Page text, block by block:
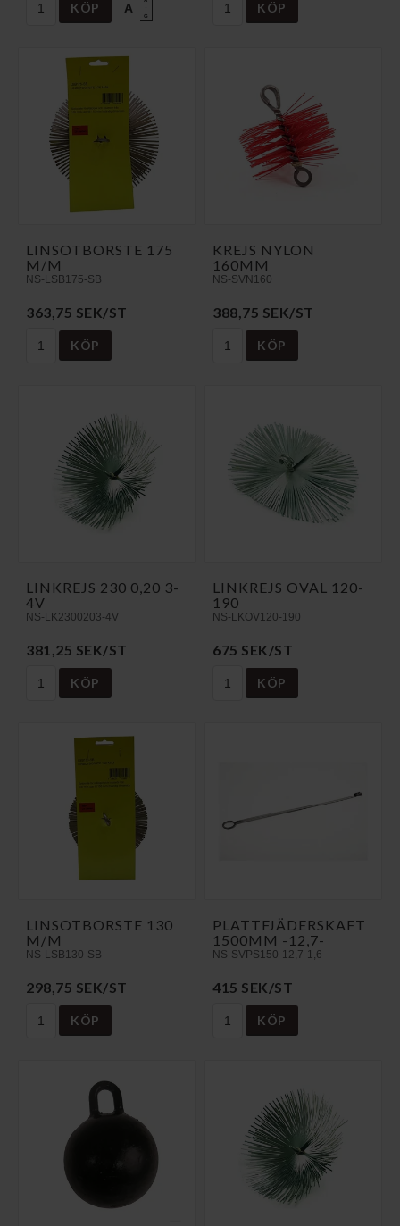
KÖP A
↑
G
KÖP
LINSOTBORSTE 175
M/M
NS-LSB175-SB
363,75 SEK/ST
KÖP
KREJS NYLON
160MM
NS-SVN160
388,75 SEK/ST
KÖP
LINKREJS 230 0,20 3-
4V
NS-LK2300203-4V
381,25 SEK/ST
KÖP
LINKREJS OVAL 120-
190
NS-LKOV120-190
675 SEK/ST
KÖP
LINSOTBORSTE 130
M/M
NS-LSB130-SB
298,75 SEK/ST
KÖP
PLATTFJÄDERSKAFT
1500MM -12,7-
NS-SVPS150-12,7-1,6
415 SEK/ST
KÖP